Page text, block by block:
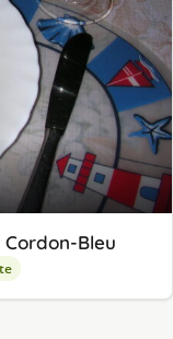
Bleu